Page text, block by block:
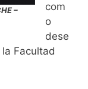
–
com
o
dese
Facultad